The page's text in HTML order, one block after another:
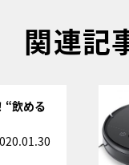
関連記
“飲める